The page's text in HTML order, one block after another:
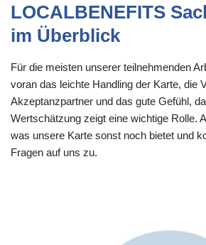
LOCALBENEFITS
im Überblick
Für die meisten unserer teilnehmenden
voran das leichte Handling der Karte, die
Akzeptanzpartner und das gute Gefühl,
Wertschätzung zeigt eine wichtige Rolle.
was unsere Karte sonst noch bietet und
Fragen auf uns zu.